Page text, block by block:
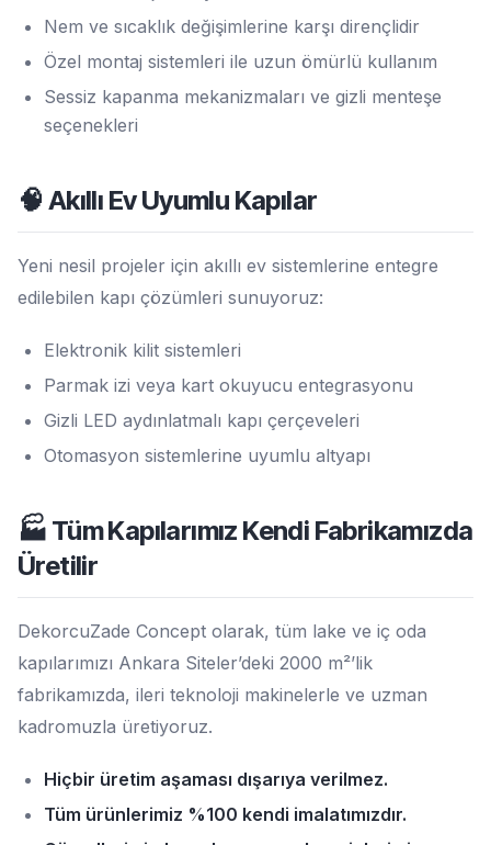
Nem ve sıcaklık değişimlerine karşı dirençlidir
Özel montaj sistemleri ile uzun ömürlü kullanım
Sessiz kapanma mekanizmaları ve gizli menteşe
seçenekleri
🧠 Akıllı Ev Uyumlu Kapılar
Yeni nesil projeler için akıllı ev sistemlerine entegre
edilebilen kapı çözümleri sunuyoruz:
Elektronik kilit sistemleri
Parmak izi veya kart okuyucu entegrasyonu
Gizli LED aydınlatmalı kapı çerçeveleri
Otomasyon sistemlerine uyumlu altyapı
🏭 Tüm Kapılarımız Kendi Fabrikamızda
Üretilir
DekorcuZade Concept olarak, tüm lake ve iç oda
kapılarımızı Ankara Siteler’deki 2000 m²’lik
fabrikamızda, ileri teknoloji makinelerle ve uzman
kadromuzla üretiyoruz.
Hiçbir üretim aşaması dışarıya verilmez.
Tüm ürünlerimiz %100 kendi imalatımızdır.